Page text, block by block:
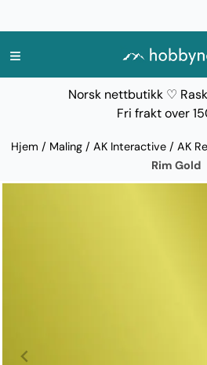
Norsk nettbutikk ♡
Fri frakt over
Hjem / Maling / AK Interactive / AK
Rim Gold